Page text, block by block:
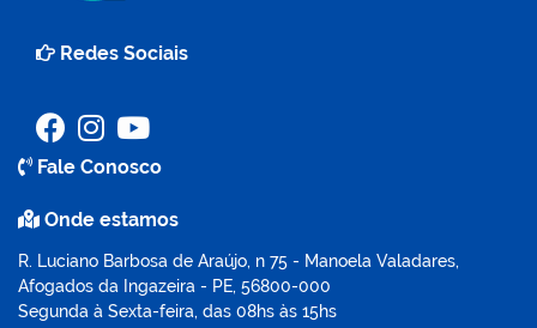
Redes Sociais
Fale Conosco
Onde estamos
R. Luciano Barbosa de Araújo, n 75 - Manoela Valadares,
Afogados da Ingazeira - PE, 56800-000
Segunda à Sexta-feira, das 08hs às 15hs